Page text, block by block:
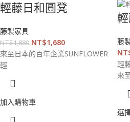
輕藤日和圓凳
藤製家具
NT$1,880 NT$1,680
來至日本的百年企業SUNFLOWER
輕
加入購物車
藤
輕
來
選